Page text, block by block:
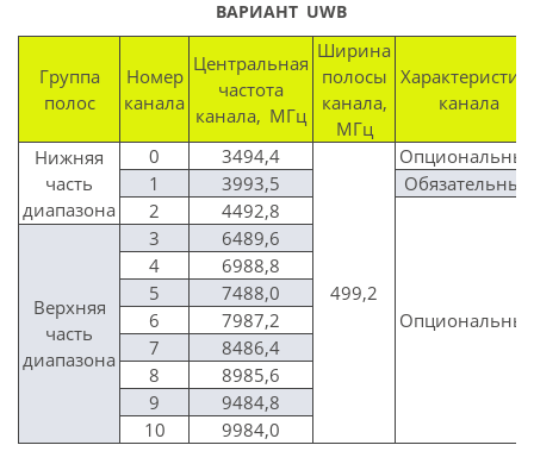
ВАРИАНТ UWB
Группа
полос
Номер
канала
Центральная
частота
канала, МГц
Ширина
полосы
канала,
МГц
канала
Нижняя
часть
диапазона
0 3494,4
499,2
1
3993,5
Обязательный
2
4492,8
Верхняя
часть
диапазона
3
6489,6
4
6988,8
5
7488,0
6
7987,2
7
8486,4
8
8985,6
9
9484,8
10
9984,0